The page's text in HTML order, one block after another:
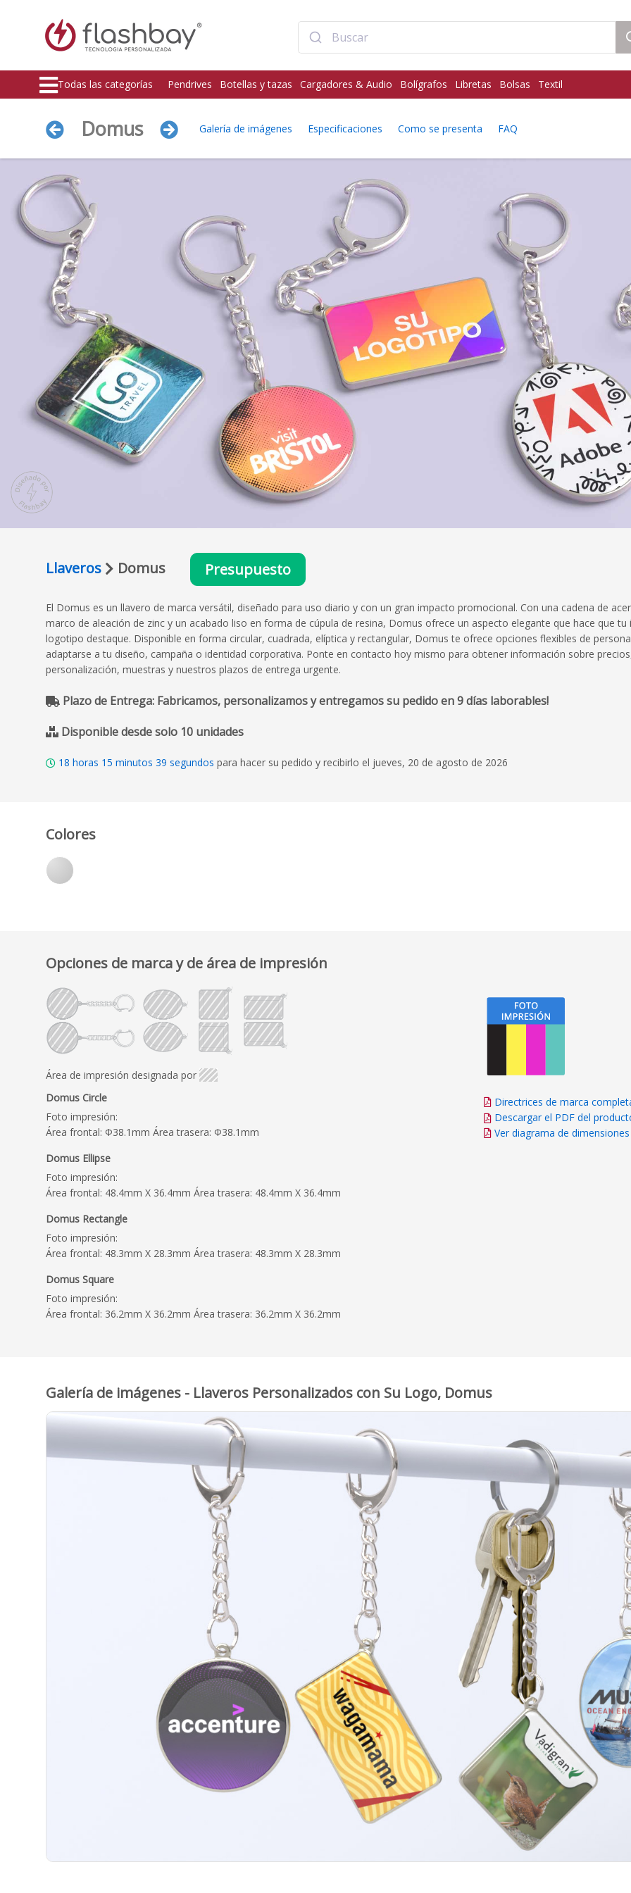
Todas las categorías Pendrives Botellas y tazas Cargadores & Audio Bolígrafos Libretas Bolsas Textil
Domus Galería de imágenes Especificaciones Como se presenta FAQ
Llaveros Domus Presupuesto
El Domus es un llavero de marca versátil, diseñado para uso diario y con un gran impacto promocional. Con una cadena de
marco de aleación de zinc y un acabado liso en forma de cúpula de resina, Domus ofrece un aspecto elegante que hace que tu
logotipo destaque. Disponible en forma circular, cuadrada, elíptica y rectangular, Domus te ofrece opciones flexibles de
adaptarse a tu diseño, campaña o identidad corporativa. Ponte en contacto hoy mismo para obtener información sobre
personalización, muestras y nuestros plazos de entrega urgente.
Plazo de Entrega: Fabricamos, personalizamos y entregamos su pedido en 9 días laborables!
Disponible desde solo 10 unidades
18 horas 15 minutos 37 segundos para hacer su pedido y recibirlo el jueves, 20 de agosto de 2026
Colores
Opciones de marca y de área de impresión
Área de impresión designada por
Domus Circle
Foto impresión:
Área frontal: Φ38.1mm Área trasera: Φ38.1mm
Domus Ellipse
Foto impresión:
Área frontal: 48.4mm X 36.4mm Área trasera: 48.4mm X 36.4mm
Domus Rectangle
Foto impresión:
Área frontal: 48.3mm X 28.3mm Área trasera: 48.3mm X 28.3mm
Domus Square
Foto impresión:
Área frontal: 36.2mm X 36.2mm Área trasera: 36.2mm X 36.2mm
Directrices de marca
Descargar el PDF del
Ver diagrama de dimensiones
Galería de imágenes - Llaveros Personalizados con Su Logo, Domus